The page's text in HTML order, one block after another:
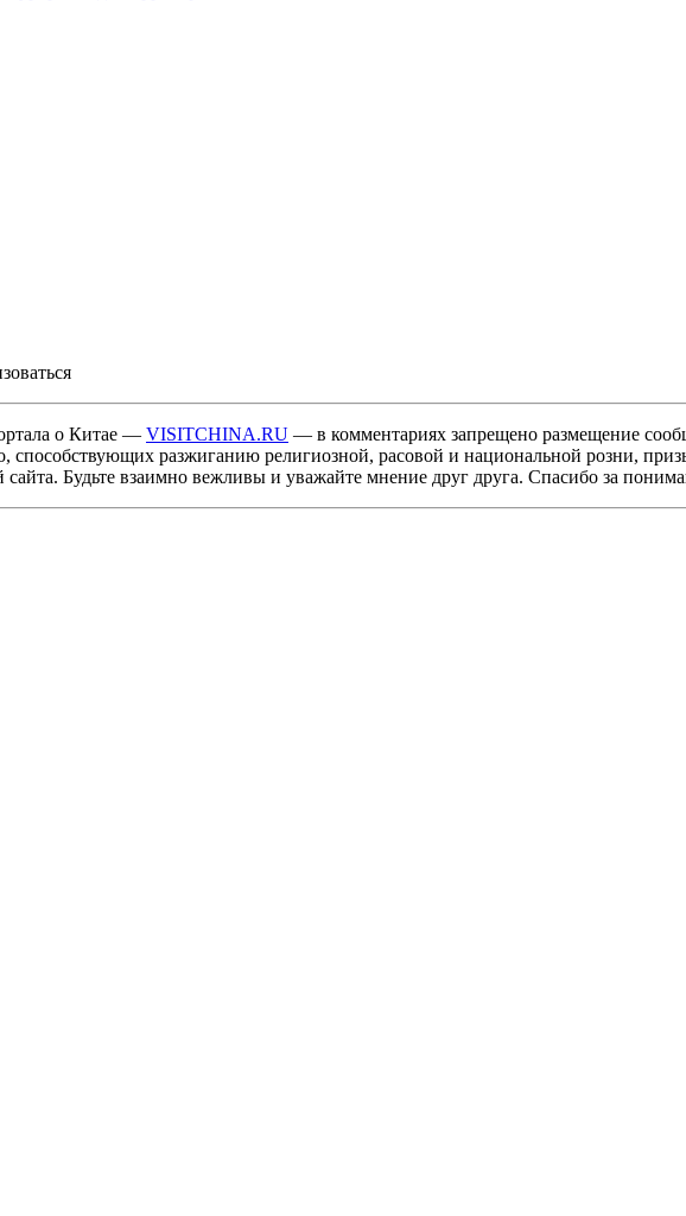
о Китае — VISITCHINA.RU — в комментариях запрещено размещение
способствующих разжиганию религиозной, расовой и национальной розни,
сайта. Будьте взаимно вежливы и уважайте мнение друг друга. Спасибо за